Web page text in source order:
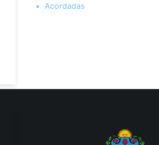
Acordadas